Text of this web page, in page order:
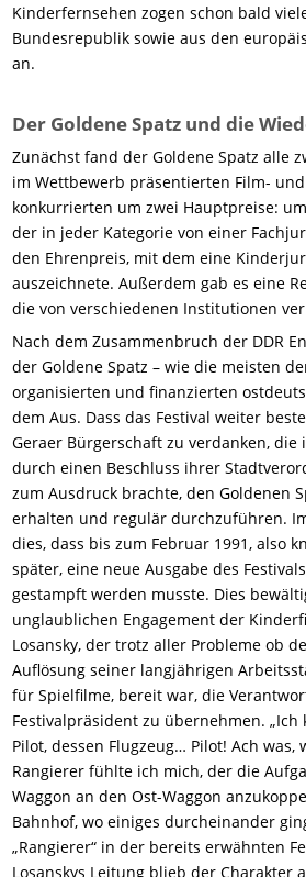
Kinderfernsehen zogen schon bald
Bundesrepublik sowie aus den
an.
Der Goldene Spatz und die
Zunächst fand der Goldene Spatz alle
im Wettbewerb präsentierten Film-
konkurrierten um zwei Hauptpreise:
der in jeder Kategorie von einer
den Ehrenpreis, mit dem eine
auszeichnete. Außerdem gab es eine
die von verschiedenen Institutionen
Nach dem Zusammenbruch der DDR
der Goldene Spatz – wie die meisten
organisierten und finanzierten
dem Aus. Dass das Festival weiter
Geraer Bürgerschaft zu verdanken, die
durch einen Beschluss ihrer
zum Ausdruck brachte, den Goldenen
erhalten und regulär durchzuführen.
dies, dass bis zum Februar 1991, also
später, eine neue Ausgabe des
gestampft werden musste. Dies
unglaublichen Engagement der
Losansky, der trotz aller Probleme ob
Auflösung seiner langjährigen
für Spielfilme, bereit war, die
Festivalpräsident zu übernehmen. „Ich
Pilot, dessen Flugzeug… Pilot! Ach was,
Rangierer fühlte ich mich, der die
Waggon an den Ost-Waggon
Bahnhof, wo einiges durcheinander
„Rangierer“ in der bereits erwähnten
Losanskys Leitung blieb der Charakter